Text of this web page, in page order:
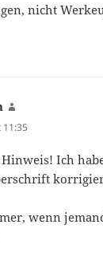
nicht
11:35
Ich
wenn